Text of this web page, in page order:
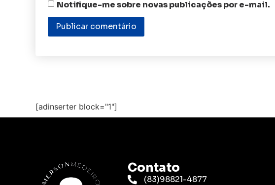
Notifique-me sobre novas publicações por e-mail.
[adinserter block="1"]
Contato
(83)98821-4877